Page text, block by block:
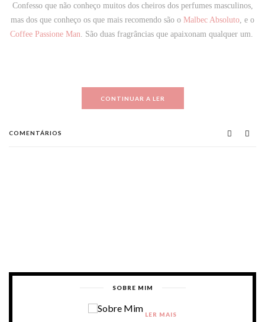
Confesso que não conheço muitos dos cheiros dos perfumes masculinos,
mas dos que conheço os que mais recomendo são o Malbec Absoluto, e o
Coffee Passione Man. São duas fragrâncias que apaixonam qualquer um.
CONTINUAR A LER
COMENTÁRIOS
SOBRE MIM
LER MAIS